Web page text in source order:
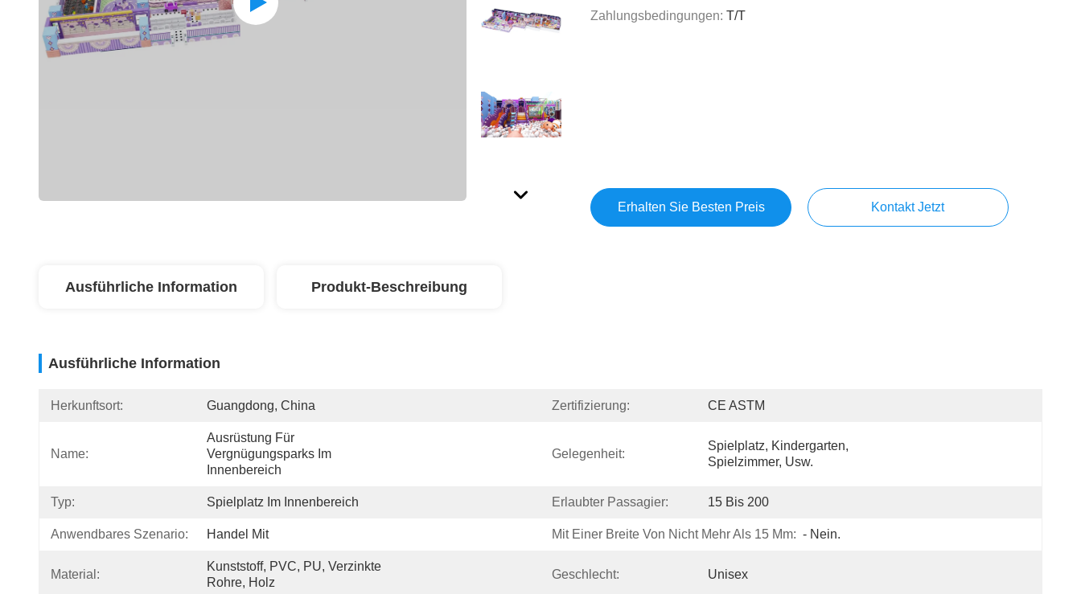
Zahlungsbedingungen: T/T
Erhalten Sie Besten Preis Kontakt Jetzt
Ausführliche Information Produkt-Beschreibung
Ausführliche Information
Herkunftsort: Guangdong, China Zertifizierung: CE ASTM
Name:
Ausrüstung Für
Vergnügungsparks Im
Innenbereich
Gelegenheit:
Spielplatz, Kindergarten,
Spielzimmer, Usw.
Typ: Spielplatz Im Innenbereich Erlaubter Passagier: 15 Bis 200
Anwendbares Szenario: Handel Mit Mit Einer Breite Von Nicht Mehr Als 15 Mm: - Nein.
Material:
Kunststoff, PVC, PU, Verzinkte
Rohre, Holz
Geschlecht: Unisex